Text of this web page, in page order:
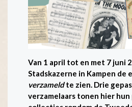
Van 1 april tot en met 7 juni
Stadskazerne in Kampen de
verzameldte zien. Drie
verzamelaars tonen hier